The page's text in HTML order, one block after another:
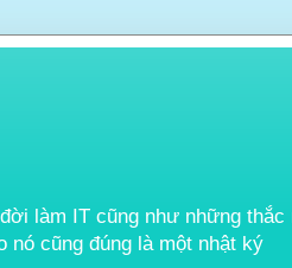
làm IT cũng như những
nó cũng đúng là một nhật ký